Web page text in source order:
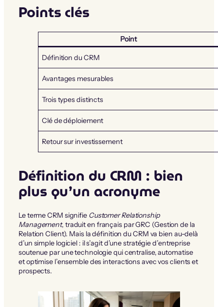
Points clés
Point
Définition du CRM
Avantages mesurables
Trois types distincts
Clé de déploiement
Retour sur investissement
Définition du CRM : bien
plus qu’un acronyme
Le terme CRM signifie Customer Relationship
Management, traduit en français par GRC (Gestion de la
Relation Client). Mais la définition du CRM va bien au-delà
d’un simple logiciel : il s’agit d’une stratégie d’entreprise
soutenue par une technologie qui centralise, automatise
et optimise l’ensemble des interactions avec vos clients et
prospects.